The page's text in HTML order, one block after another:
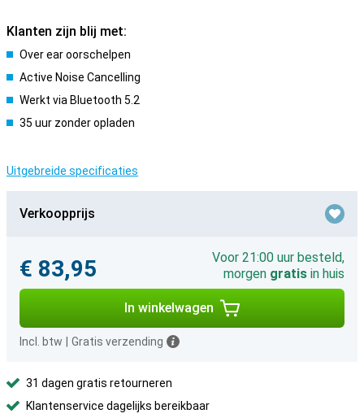
Klanten zijn blij met:
Over ear oorschelpen
Active Noise Cancelling
Werkt via Bluetooth 5.2
35 uur zonder opladen
Uitgebreide specificaties
Verkoopprijs
€ 83,95
Voor 21:00 uur besteld,
morgen gratis in huis
In winkelwagen
Incl. btw Gratis verzending
31 dagen gratis retourneren
Klantenservice dagelijks bereikbaar